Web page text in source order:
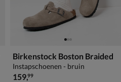
Birkenstock Boston Braided
Instapschoenen - bruin
€ 159,99
159,99